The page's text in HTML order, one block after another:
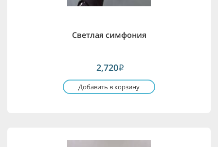
Светлая симфония
2,720i
Добавить в корзину